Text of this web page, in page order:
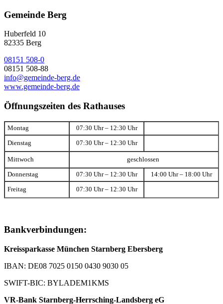
Gemeinde Berg
Huberfeld 10
82335 Berg
08151 508-0
08151 508-88
info@gemeinde-berg.de
www.gemeinde-berg.de
Öffnungszeiten des Rathauses
Montag 07:30 Uhr – 12:30 Uhr
Dienstag 07:30 Uhr – 12:30 Uhr
Mittwoch geschlossen
Donnerstag 07:30 Uhr – 12:30 Uhr 14:00 Uhr – 18:00 Uhr
Freitag 07:30 Uhr – 12:30 Uhr
Bankverbindungen:
Kreissparkasse München Starnberg Ebersberg
IBAN: DE08 7025 0150 0430 9030 05
SWIFT-BIC: BYLADEM1KMS
VR-Bank Starnberg-Herrsching-Landsberg eG